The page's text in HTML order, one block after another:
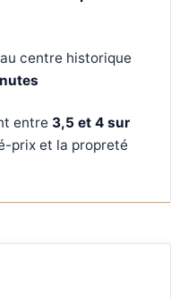
centre historique
entre 3,5 et 4 sur
prix et la propreté